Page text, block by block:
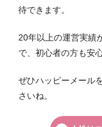
待できます。
20年以上の運営実績
で、初心者の方も安
ぜひハッピーメール
さいね。